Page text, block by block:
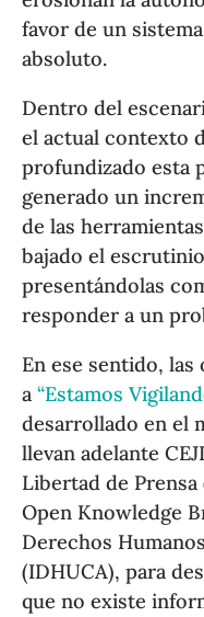
favor de un
absoluto.
Dentro del
el actual contexto
profundizado esta
generado un
de las
bajado el
presentándolas
responder a un
En ese sentido,
a“Estamos
desarrollado en el
llevan adelante
Libertad de
Open Knowledge
Derechos
(IDHUCA), para
que no existe